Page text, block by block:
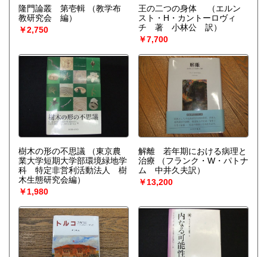
隆門論叢 第壱輯
（教学布
教研究会 編）
￥2,750
王の二つの身体
（エルン
スト・H・カントーロヴィ
チ 著 小林公 訳）
￥7,700
樹木の形の不思議
（東京農
業大学短期大学部環境緑地学
科 特定非営利活動法人 樹
木生態研究会編）
￥1,980
解離 若年期における病理と
治療
（フランク・W・パトナ
ム 中井久夫訳）
￥13,200